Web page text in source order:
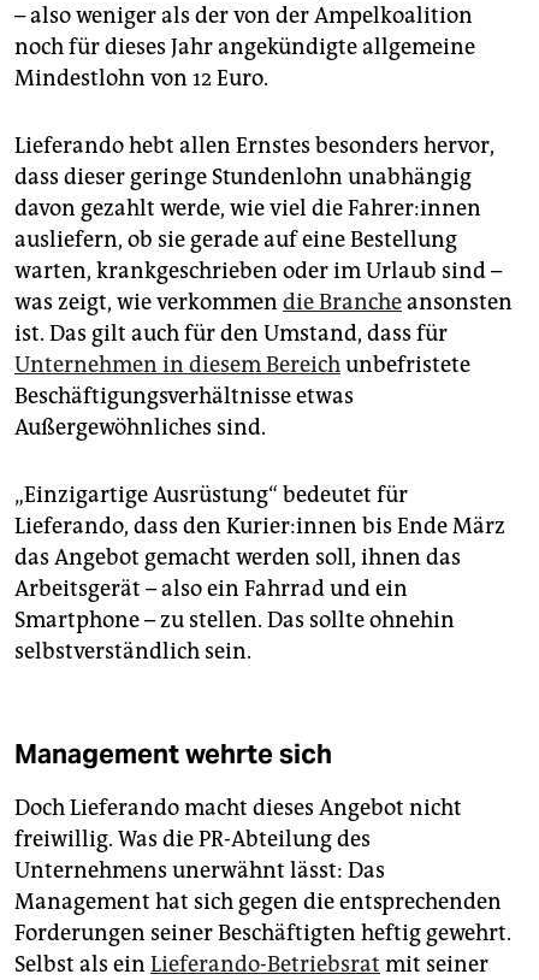
– also weniger als der von der Ampelkoalition
noch für dieses Jahr angekündigte allgemeine
Mindestlohn von 12 Euro.
Lieferando hebt allen Ernstes besonders hervor,
dass dieser geringe Stundenlohn unabhängig
davon gezahlt werde, wie viel die Fah­re­r:in­nen
ausliefern, ob sie gerade auf eine Bestellung
warten, krankgeschrieben oder im Urlaub sind –
was zeigt, wie verkommen die Brancheansonsten
ist. Das gilt auch für den Umstand, dass für
Unternehmen in diesem Bereichunbefristete
Beschäftigungsverhältnisse etwas
Außergewöhnliches sind.
„Einzigartige Ausrüstung“ bedeutet für
Lieferando, dass den Ku­rie­r:in­nen bis Ende März
das Angebot gemacht werden soll, ihnen das
Arbeitsgerät – also ein Fahrrad und ein
Smartphone – zu stellen. Das sollte ohnehin
selbstverständlich sein.
Management wehrte sich
Doch Lieferando macht dieses Angebot nicht
freiwillig. Was die PR-Abteilung des
Unternehmens unerwähnt lässt: Das
Management hat sich gegen die entsprechenden
Forderungen seiner Beschäftigten heftig gewehrt.
Selbst als ein Lieferando-Betriebsrat mit seiner